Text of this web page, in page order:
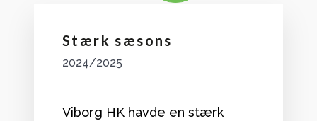
Stærk sæsons
2024/2025
Viborg HK havde en stærk